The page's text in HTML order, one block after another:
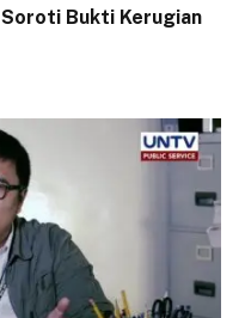
Bukti Kerugian